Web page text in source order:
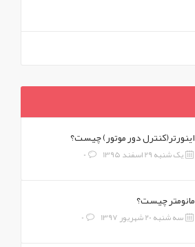
اینورتر(کنترل دور موتور) چیست؟
یک شنبه 29 اسفند 1395 0
مانومتر چیست؟
سه شنبه 20 شهریور 1397 0